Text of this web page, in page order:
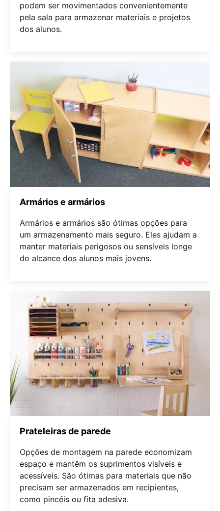
podem ser movimentados convenientemente
pela sala para armazenar materiais e projetos
dos alunos.
Armários e armários
Armários e armários são ótimas opções para
um armazenamento mais seguro. Eles ajudam a
manter materiais perigosos ou sensíveis longe
do alcance dos alunos mais jovens.
Prateleiras de parede
Opções de montagem na parede economizam
espaço e mantêm os suprimentos visíveis e
acessíveis. São ótimas para materiais que não
precisam ser armazenados em recipientes,
como pincéis ou fita adesiva.